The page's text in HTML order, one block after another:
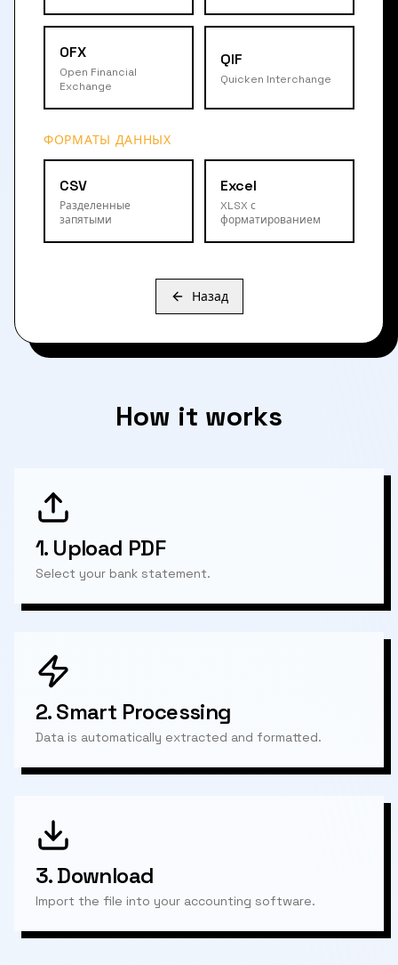
OFX
Open Financial
Exchange
QIF
Quicken Interchange
ФОРМАТЫ ДАННЫХ
CSV
Разделенные
запятыми
Excel
XLSX с
форматированием
Назад
How it works
1. Upload PDF
Select your bank statement.
2.Smart Processing
Data is automatically extracted and formatted.
3.Download
Import the file into your accounting software.